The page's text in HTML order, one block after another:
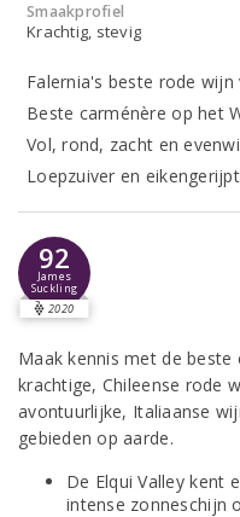
Smaakprofiel
Krachtig, stevig
Falernia's beste rode
Beste carménère op het
Vol, rond, zacht en
Loepzuiver en eikengerijpt
92
James
Suckling
2020
Maak kennis met de beste
krachtige, Chileense rode
avontuurlijke, Italiaanse
gebieden op aarde.
De Elqui Valley kent
intense zonneschijn